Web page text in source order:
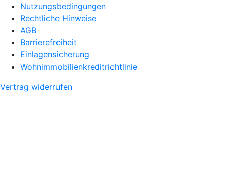
Nutzungsbedingungen
Rechtliche Hinweise
AGB
Barrierefreiheit
Einlagensicherung
Wohnimmobilienkreditrichtlinie
Vertrag widerrufen